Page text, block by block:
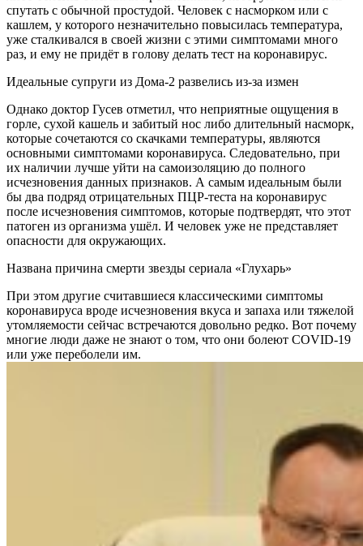
спутать с обычной простудой. Человек с насморком или с
кашлем, у которого незначительно повысилась температура,
уже сталкивался в своей жизни с этими симптомами много
раз, и ему не придёт в голову делать тест на коронавирус.
Идеальные супруги из Дома-2 развелись из-за измен
Однако доктор Гусев отметил, что неприятные ощущения в
горле, сухой кашель и забитый нос либо длительный насморк,
которые сочетаются со скачками температуры, являются
основными симптомами коронавируса. Следовательно, при
их наличии лучше уйти на самоизоляцию до полного
исчезновения данных признаков. А самым идеальным были
бы два подряд отрицательных ПЦР-теста на коронавирус
после исчезновения симптомов, которые подтвердят, что этот
патоген из организма ушёл. И человек уже не представляет
опасности для окружающих.
Названа причина смерти звезды сериала «Глухарь»
При этом другие считавшиеся классическими симптомы
коронавируса вроде исчезновения вкуса и запаха или тяжелой
утомляемости сейчас встречаются довольно редко. Вот почему
многие люди даже не знают о том, что они болеют COVID-19
или уже переболели им.